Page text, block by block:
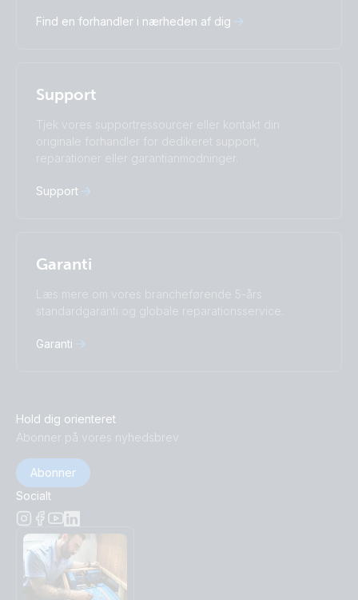
Italiano
Magyar
Suomalainen
Русский
Українська
中國人
Subscribe
Find en forhandler i nærheden af dig
Support
Tjek vores supportressourcer eller kontakt din
originale forhandler for dedikeret support,
reparationer eller garantianmodninger.
Support
Garanti
Læs mere om vores brancheførende 5-års
standardgaranti og globale reparationsservice.
Garanti
Hold dig orienteret
Abonner på vores nyhedsbrev
Abonner
Socialt